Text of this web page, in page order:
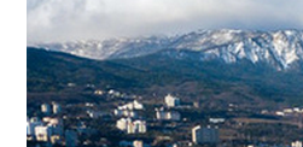
Военные
Индия Не
Киевлянам